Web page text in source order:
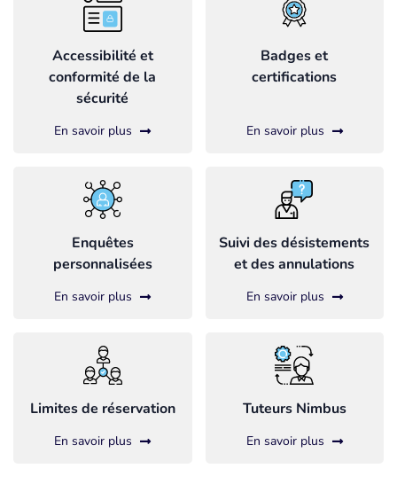
Accessibilité et
conformité de la
sécurité
En savoir plus
Badges et
certifications
En savoir plus
Enquêtes
personnalisées
En savoir plus
Suivi des désistements
et des annulations
En savoir plus
Limites de réservation
En savoir plus
Tuteurs Nimbus
En savoir plus